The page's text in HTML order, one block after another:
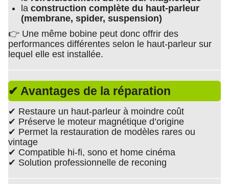
la construction complète du haut-parleur
(membrane, spider, suspension)
👉 Une même bobine peut donc offrir des
performances différentes selon le haut-parleur sur
lequel elle est installée.
✔ Avantages de la réparation
✔ Restaure un haut-parleur à moindre coût
✔ Préserve le moteur magnétique d’origine
✔ Permet la restauration de modèles rares ou
vintage
✔ Compatible hi-fi, sono et home cinéma
✔ Solution professionnelle de reconing